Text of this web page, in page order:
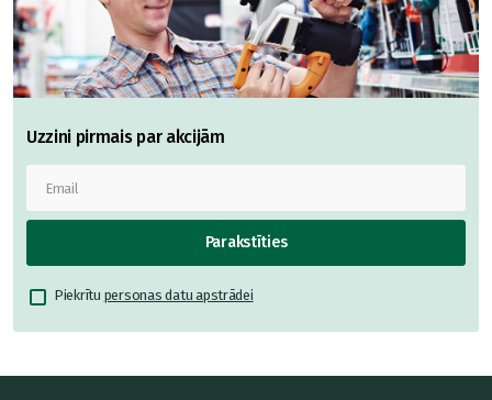
Uzzini pirmais par akcijām
Parakstīties
Piekrītu personas datu apstrādei